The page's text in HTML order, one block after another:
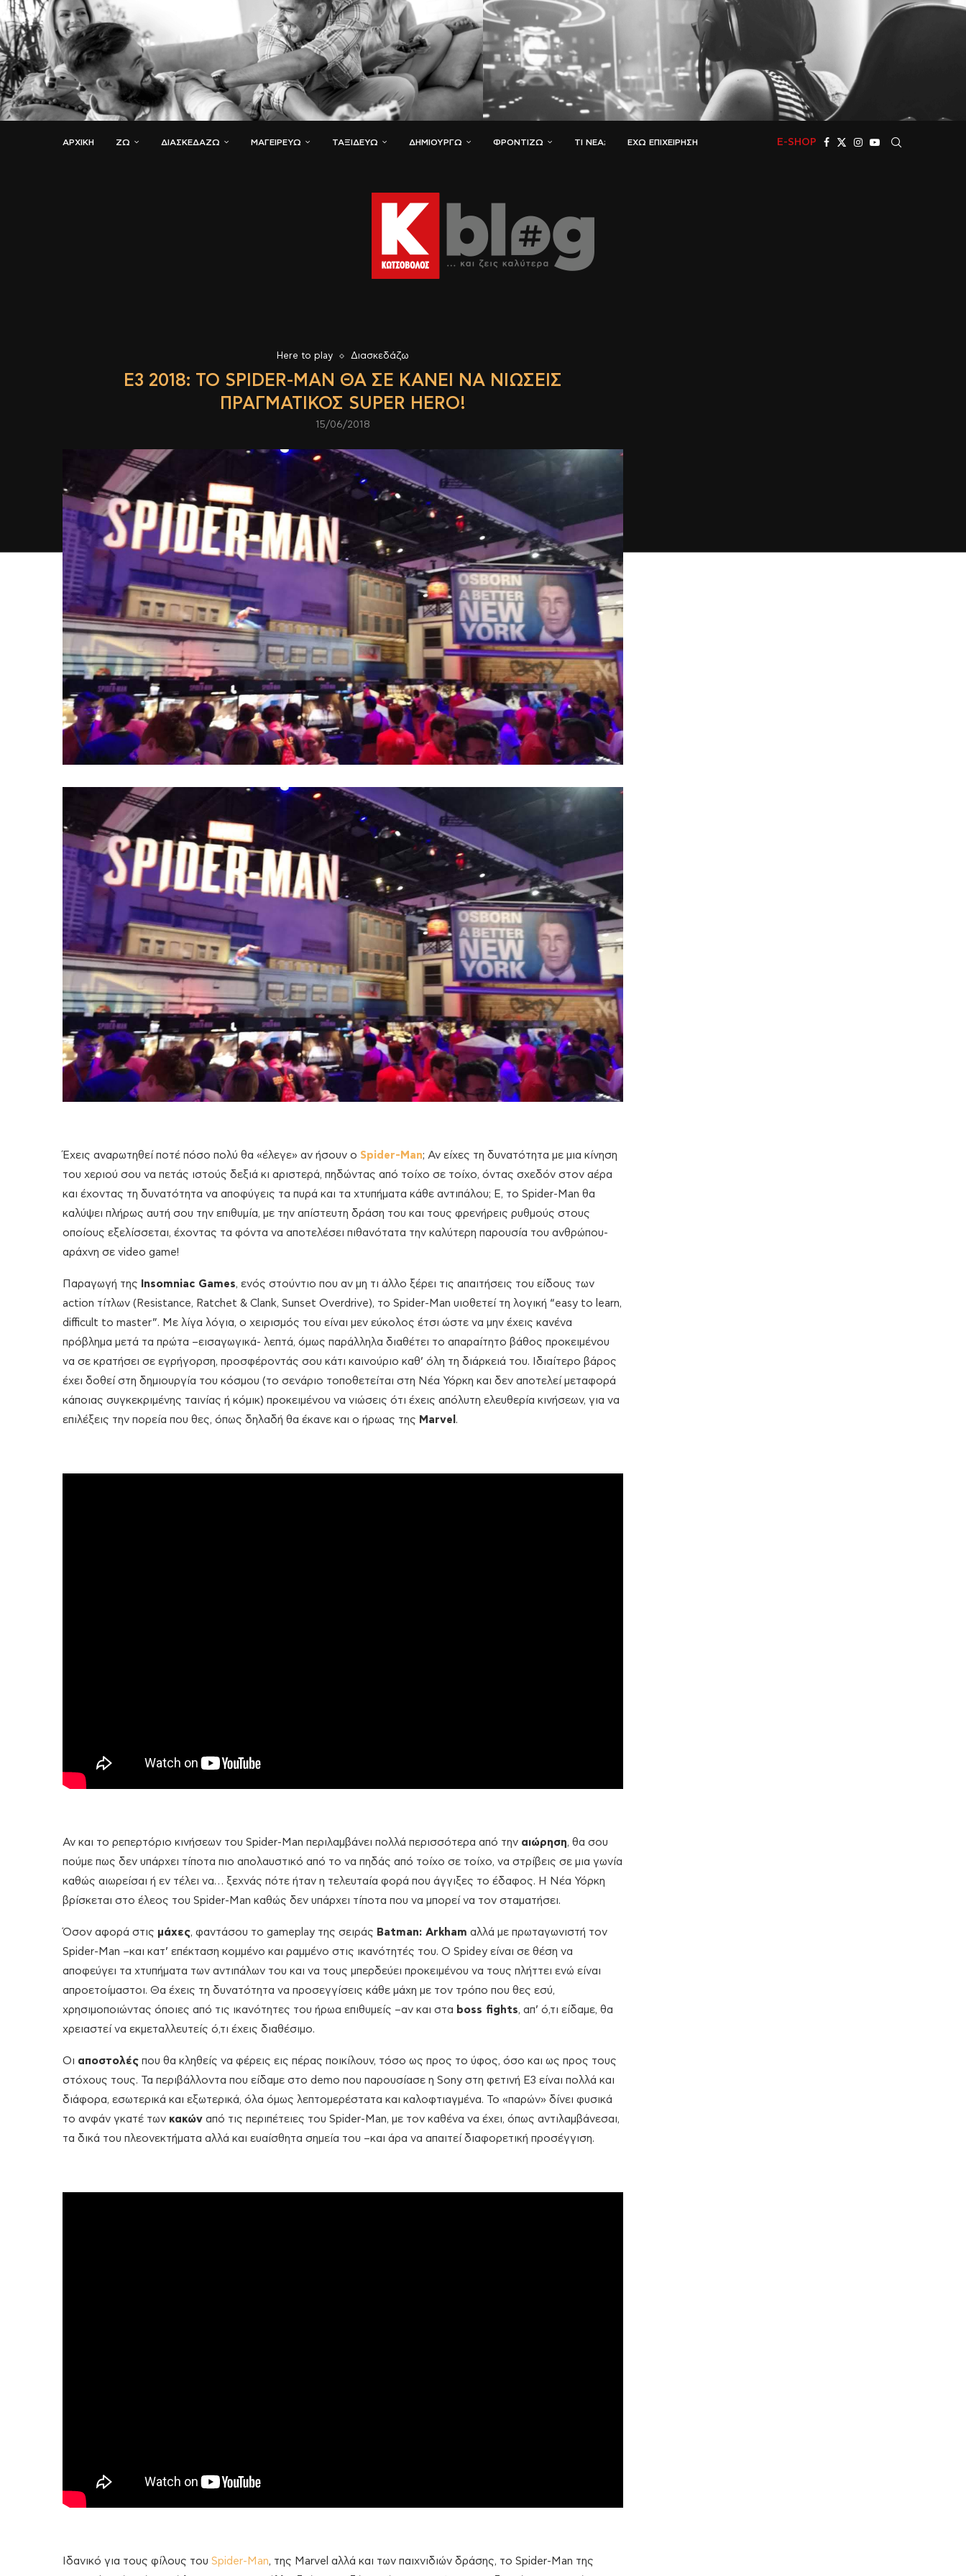
ΑΡΧΙΚΗ ΖΏ ΔΙΑΣΚΕΔΆΖΩ ΜΑΓΕΙΡΕΎΩ ΤΑΞΙΔΕΎΩ ΔΗΜΙΟΥΡΓΏ ΦΡΟΝΤΊΖΩ ΤΙ ΝΈΑ; ΈΧΩ ΕΠΙΧΕΊΡΗΣΗ E-SHOP
Here to play Διασκεδάζω
E3 2018: ΤΟ SPIDER-MAN ΘΑ ΣΕ ΚΆΝΕΙ ΝΑ ΝΙΏΣΕΙΣ
ΠΡΑΓΜΑΤΙΚΌΣ SUPER HERO!
15/06/2018
Έχεις αναρωτηθεί ποτέ πόσο πολύ θα «έλεγε» αν ήσουν ο Spider- Man; Αν είχες τη δυνατότητα με μια κίνηση
του χεριού σου να πετάς ιστούς δεξιά κι αριστερά, πηδώντας από τοίχο σε τοίχο, όντας σχεδόν στον αέρα
και έχοντας τη δυνατότητα να αποφύγεις τα πυρά και τα χτυπήματα κάθε αντιπάλου; Ε, το Spider-Man θα
καλύψει πλήρως αυτή σου την επιθυμία, με την απίστευτη δράση του και τους φρενήρεις ρυθμούς στους
οποίους εξελίσσεται, έχοντας τα φόντα να αποτελέσει πιθανότατα την καλύτερη παρουσία του ανθρώπου-
αράχνη σε video game!
Παραγωγή της Insomniac Games, ενός στούντιο που αν μη τι άλλο ξέρει τις απαιτήσεις του είδους των
action τίτλων (Resistance, Ratchet & Clank, Sunset Overdrive), το Spider-Man υιοθετεί τη λογική “easy to learn,
difficult to master”. Με λίγα λόγια, ο χειρισμός του είναι μεν εύκολος έτσι ώστε να μην έχεις κανένα
πρόβλημα μετά τα πρώτα –εισαγωγικά- λεπτά, όμως παράλληλα διαθέτει το απαραίτητο βάθος προκειμένου
να σε κρατήσει σε εγρήγορση, προσφέροντάς σου κάτι καινούριο καθ’ όλη τη διάρκειά του. Ιδιαίτερο βάρος
έχει δοθεί στη δημιουργία του κόσμου (το σενάριο τοποθετείται στη Νέα Υόρκη και δεν αποτελεί μεταφορά
κάποιας συγκεκριμένης ταινίας ή κόμικ) προκειμένου να νιώσεις ότι έχεις απόλυτη ελευθερία κινήσεων, για να
επιλέξεις την πορεία που θες, όπως δηλαδή θα έκανε και ο ήρωας της Marvel .
Αν και το ρεπερτόριο κινήσεων του Spider-Man περιλαμβάνει πολλά περισσότερα από την αιώρηση, θα σου
πούμε πως δεν υπάρχει τίποτα πιο απολαυστικό από το να πηδάς από τοίχο σε τοίχο, να στρίβεις σε μια γωνία
καθώς αιωρείσαι ή εν τέλει να… ξεχνάς πότε ήταν η τελευταία φορά που άγγιξες το έδαφος. Η Νέα Υόρκη
βρίσκεται στο έλεος του Spider-Man καθώς δεν υπάρχει τίποτα που να μπορεί να τον σταματήσει.
Όσον αφορά στις μάχες, φαντάσου το gameplay της σειράς Batman: Arkham αλλά με πρωταγωνιστή τον
Spider-Man –και κατ’ επέκταση κομμένο και ραμμένο στις ικανότητές του. Ο Spidey είναι σε θέση να
αποφεύγει τα χτυπήματα των αντιπάλων του και να τους μπερδεύει προκειμένου να τους πλήττει ενώ είναι
απροετοίμαστοι. Θα έχεις τη δυνατότητα να προσεγγίσεις κάθε μάχη με τον τρόπο που θες εσύ,
χρησιμοποιώντας όποιες από τις ικανότητες του ήρωα επιθυμείς –αν και στα boss fights, απ’ ό,τι είδαμε, θα
χρειαστεί να εκμεταλλευτείς ό,τι έχεις διαθέσιμο.
Οι αποστολές που θα κληθείς να φέρεις εις πέρας ποικίλουν, τόσο ως προς το ύφος, όσο και ως προς τους
στόχους τους. Τα περιβάλλοντα που είδαμε στο demo που παρουσίασε η Sony στη φετινή E3 είναι πολλά και
διάφορα, εσωτερικά και εξωτερικά, όλα όμως λεπτομερέστατα και καλοφτιαγμένα. Το «παρών» δίνει φυσικά
το ανφάν γκατέ των κακών από τις περιπέτειες του Spider-Man, με τον καθένα να έχει, όπως αντιλαμβάνεσαι,
τα δικά του πλεονεκτήματα αλλά και ευαίσθητα σημεία του –και άρα να απαιτεί διαφορετική προσέγγιση.
Ιδανικό για τους φίλους του Spider-Man, της Marvel αλλά και των παιχνιδιών δράσης, το Spider-Man της